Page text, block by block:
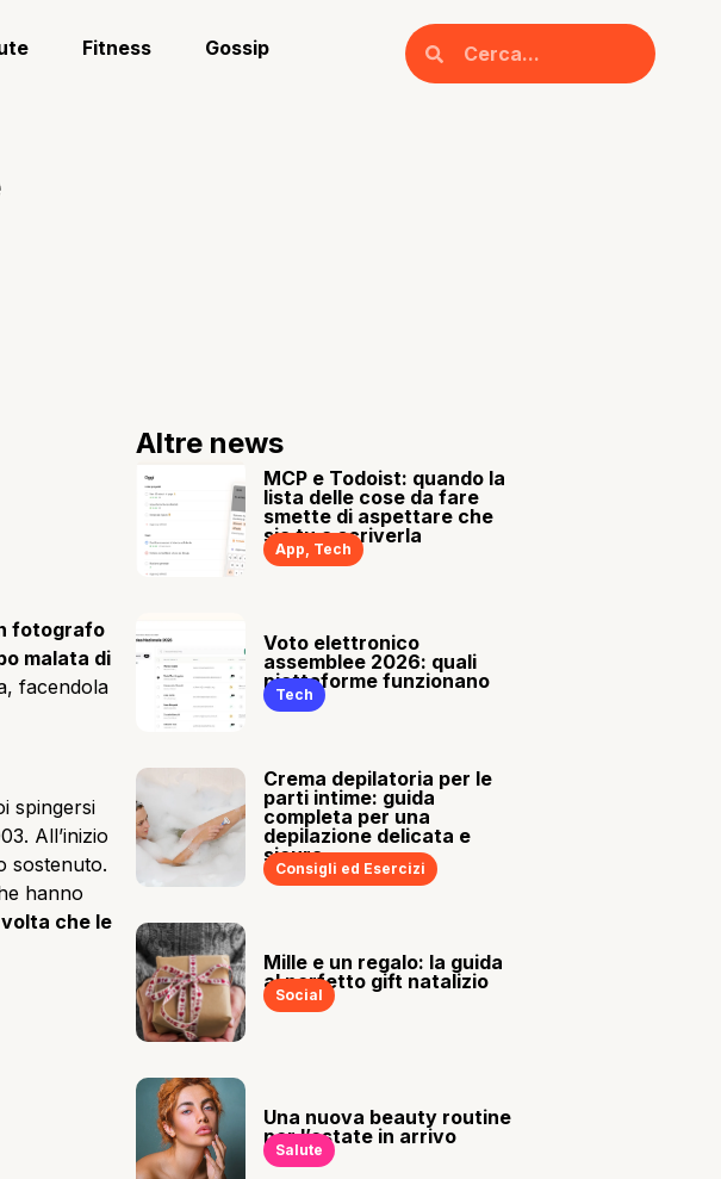
Fitness Gossip
fotografo
malata di
facendola
spingersi
All’inizio
sostenuto.
hanno
che le
Altre news
MCP e Todoist: quando la
lista delle cose da fare
smette di aspettare che
sia tu a scriverla
App, Tech
Voto elettronico
assemblee 2026: quali
piattaforme funzionano
Tech
Crema depilatoria per le
parti intime: guida
completa per una
depilazione delicata e
sicura
Consigli ed Esercizi
Mille e un regalo: la guida
al perfetto gift natalizio
Social
Una nuova beauty routine
per l’estate in arrivo
Salute